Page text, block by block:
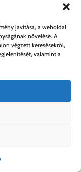
javítása, a weboldal
növelése. A
végzett keresésekről,
valamint a
1-33